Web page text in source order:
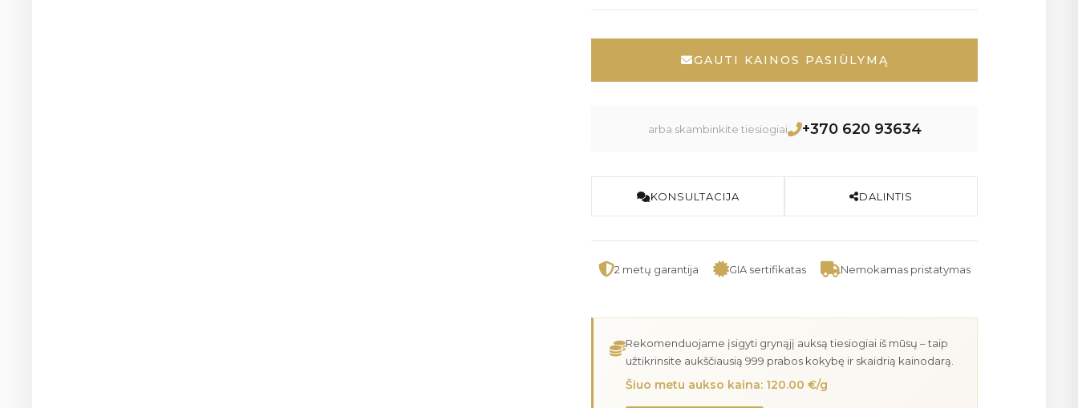
GAUTI KAINOS PASIŪLYMĄ
arba skambinkite tiesiogiai +370 620 93634
KONSULTACIJA DALINTIS
2 metų garantija GIA sertifikatas Nemokamas pristatymas
Rekomenduojame įsigyti grynąjį auksą tiesiogiai iš mūsų – taip
užtikrinsite aukščiausią 999 prabos kokybę ir skaidrią kainodarą.
Šiuo metu aukso kaina: 120.00 €/g